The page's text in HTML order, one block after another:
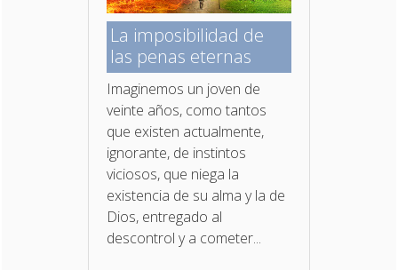
La imposibilidad de
las penas eternas
Imaginemos un joven de
veinte años, como tantos
que existen actualmente,
ignorante, de instintos
viciosos, que niega la
existencia de su alma y la de
Dios, entregado al
descontrol y a cometer...